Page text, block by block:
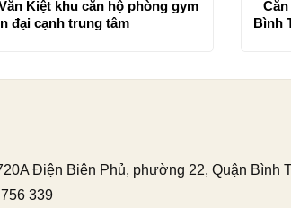
Kiệt khu căn hộ phòng gym
đại cạnh trung tâm
Bình
Điện Biên Phủ, phường 22, Quận Bình
339